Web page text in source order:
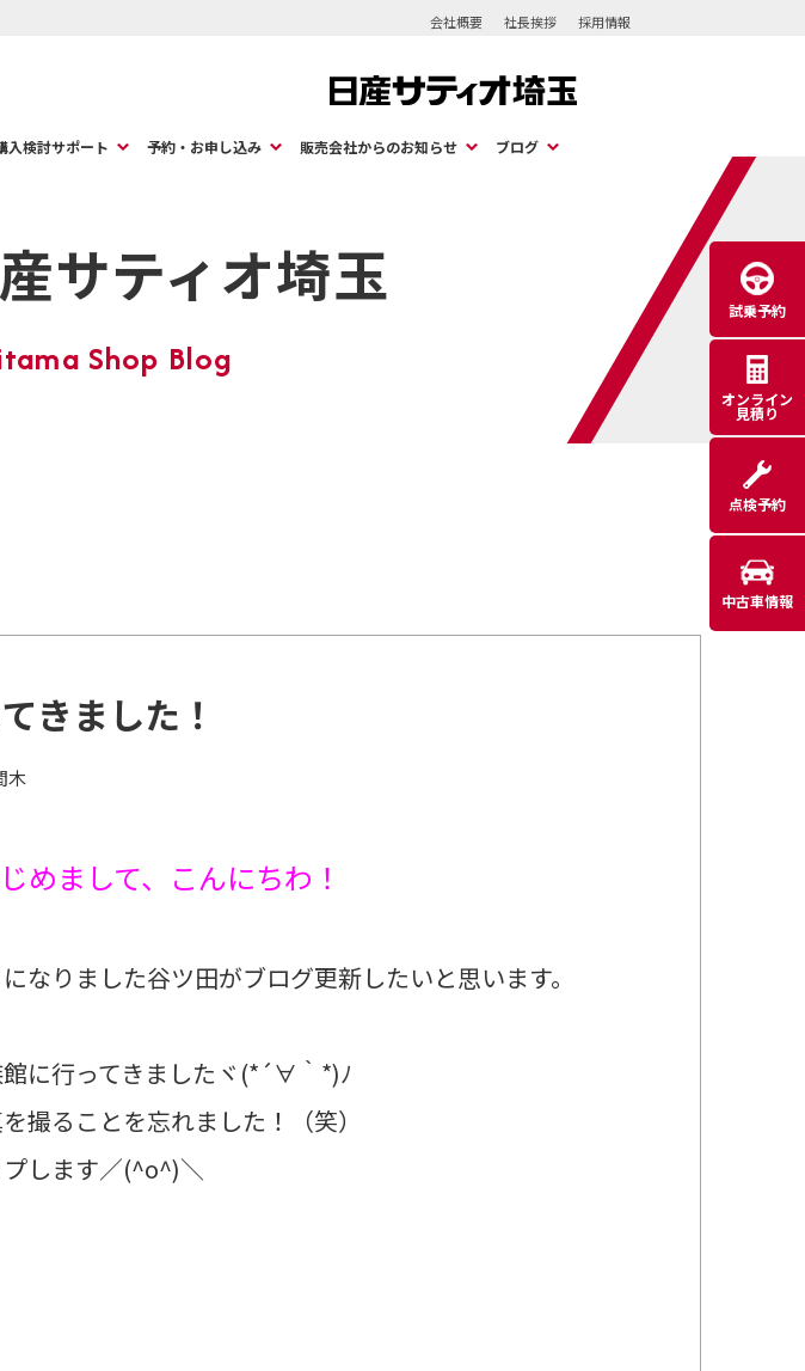
会社概要 社長挨拶 採用情報
入検討サポート 予約・お申し込み 販売会社からのお知らせ ブログ
サティオ埼玉
きました！
木
めまして、こんにちわ！
なりました谷ツ田がブログ更新したいと思います。
に行ってきましたヾ(*´∀｀*)ﾉ
撮ることを忘れました！（笑）
します／(^o^)＼
試乗予約
オンライン
見積り
点検予約
中古車情報